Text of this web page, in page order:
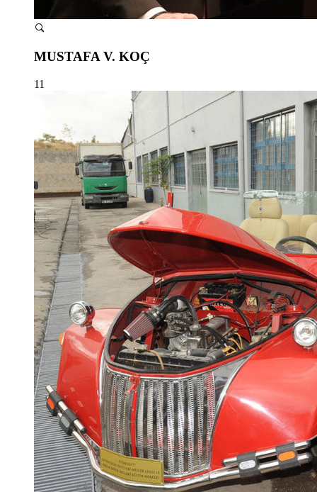
MUSTAFA V. KOÇ
11